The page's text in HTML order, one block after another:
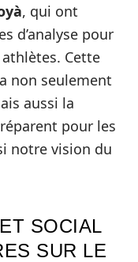
, qui ont
d’analyse pour
Cette
non seulement
aussi la
pour les
notre vision du
SOCIAL
SUR LE